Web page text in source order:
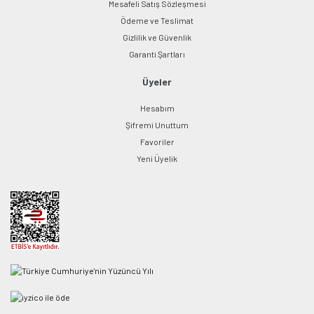
Mesafeli Satış Sözleşmesi
Ödeme ve Teslimat
Gizlilik ve Güvenlik
Garanti Şartları
Üyeler
Hesabım
Şifremi Unuttum
Favoriler
Yeni Üyelik